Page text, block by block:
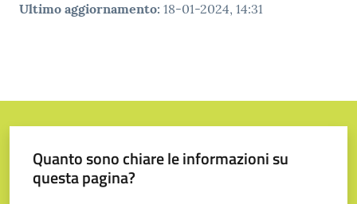
Ultimo aggiornamento: 18-01-2024, 14:31
Quanto sono chiare le informazioni su
questa pagina?